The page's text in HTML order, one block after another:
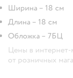
Ширина – 18 см
Длина – 18 см
Обложка – 7БЦ
Цены в интернет-
от розничных